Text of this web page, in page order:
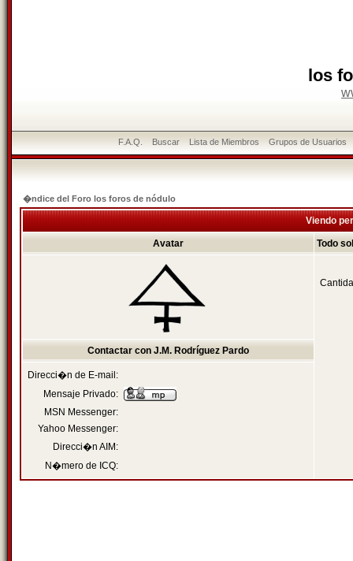
los
F.A.Q. Buscar Lista de Miembros Grupos de Usuarios
�ndice del Foro los foros de nódulo
Viendo
Avatar Todo
Contactar con J.M. Rodríguez Pardo
Direcci�n de E-mail:
Mensaje Privado:
MSN Messenger:
Yahoo Messenger:
Direcci�n AIM:
N�mero de ICQ: